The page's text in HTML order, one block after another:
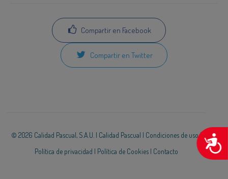
Compartir en Facebook
Compartir en Twitter
© 2026 Calidad Pascual, S.A.U. | Calidad Pascual | Condiciones de uso|
Política de privacidad | Política de Cookies | Contacto